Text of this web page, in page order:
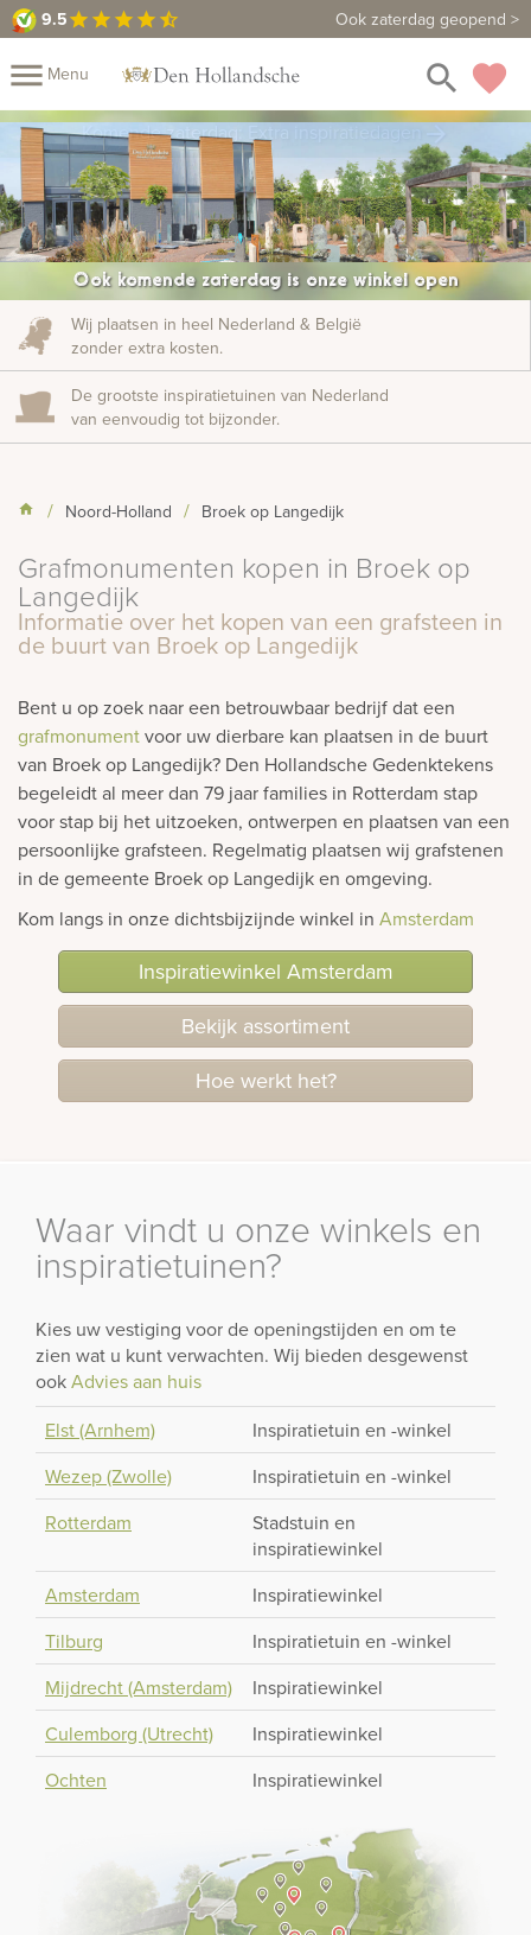
9.5star star star star star_half Ook zaterdag geopend >
9.5 Maak een vrijblijvende afspraak
menu Menu favorite
Fotomap
search
close
Home
Assortiment
Fotoboek
Informatie
Prijzen
ons
Duurzaamheid Winkels Contact
ook:
Komende zaterdag: Extra inspiratiedagen
Ook komende zaterdag is onze winkel open
Wij plaatsen in heel Nederland & België
zonder extra kosten.
De grootste inspiratietuinen van Nederland
van eenvoudig tot bijzonder.
Noord-Holland Broek op Langedijk
Grafmonumenten kopen in Broek op
Langedijk
Informatie over het kopen van een grafsteen in
de buurt van Broek op Langedijk
Bent u op zoek naar een betrouwbaar bedrijf dat een
grafmonumentvoor uw dierbare kan plaatsen in de buurt
van Broek op Langedijk? Den Hollandsche Gedenktekens
begeleidt al meer dan 79 jaar families in Rotterdam stap
voor stap bij het uitzoeken, ontwerpen en plaatsen van een
persoonlijke grafsteen. Regelmatig plaatsen wij grafstenen
in de gemeente Broek op Langedijk en omgeving.
Kom langs in onze dichtsbijzijnde winkel in Amsterdam
Inspiratiewinkel Amsterdam
Bekijk assortiment
Hoe werkt het?
Waar vindt u onze winkels en
inspiratietuinen?
Kies uw vestiging voor de openingstijden en om te
zien wat u kunt verwachten. Wij bieden desgewenst
ookAdvies aan huis
Elst (Arnhem)
Inspiratietuin en -winkel
Wezep (Zwolle)
Inspiratietuin en -winkel
Rotterdam
Stadstuin en
inspiratiewinkel
Amsterdam
Inspiratiewinkel
Tilburg
Inspiratietuin en -winkel
Mijdrecht (Amsterdam)
Inspiratiewinkel
Culemborg (Utrecht)
Inspiratiewinkel
Ochten
Inspiratiewinkel